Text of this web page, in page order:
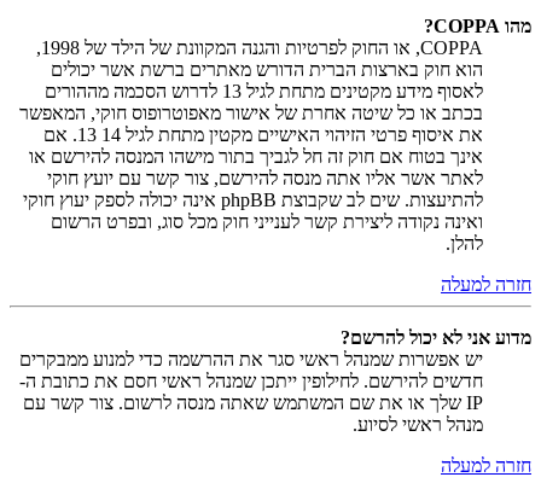
מהו COPPA?
COPPA, או החוק לפרטיות והגנה המקוונת של הילד של 1998,
הוא חוק בארצות הברית הדורש מאתרים ברשת אשר יכולים
לאסוף מידע מקטינים מתחת לגיל 13 לדרוש הסכמה מההורים
בכתב או כל שיטה אחרת של אישור מאפוטרופוס חוקי, המאפשר
את איסוף פרטי הזיהוי האישיים מקטין מתחת לגיל 14 13. אם
אינך בטוח אם חוק זה חל לגביך בתור מישהו המנסה להירשם או
לאתר אשר אליו אתה מנסה להירשם, צור קשר עם יועץ חוקי
להתיעצות. שים לב שקבוצת phpBB אינה יכולה לספק יעוץ חוקי
ואינה נקודה ליצירת קשר לענייני חוק מכל סוג, ובפרט הרשום
להלן.
חזרה למעלה
מדוע אני לא יכול להרשם?
יש אפשרות שמנהל ראשי סגר את ההרשמה כדי למנוע ממבקרים
חדשים להירשם. לחילופין ייתכן שמנהל ראשי חסם את כתובת ה-
IP שלך או את שם המשתמש שאתה מנסה לרשום. צור קשר עם
מנהל ראשי לסיוע.
חזרה למעלה